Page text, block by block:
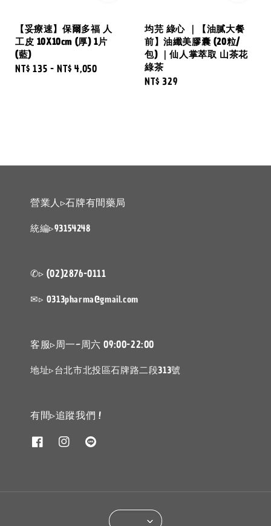
【妥療速】保爾多福 人
工皮 10X10cm (厚) 1片
(藍)
Regular
NT$ 135 -NT$ 4,050
均芫 綠心 ｜【油膩大餐
前】油纖美膠囊 (20粒/
包) ｜仙人掌萃取 山茶花
綠茶
Regular
NT$ 329
營業人▹石牌有間藥局
統編▹93154248
✆▹ (02)2876-0111
✉▹ 0313pharma@gmail.com
客服▹周一~周六 09:00-22:00
地址▹台北市北投區石牌路二段313號
有間▹追蹤我們 !